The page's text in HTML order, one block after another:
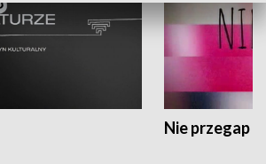
Nie przegap